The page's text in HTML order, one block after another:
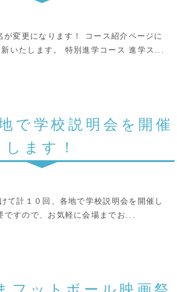
が変更になります！ コース紹介ページに
いたします。 特別進学コース 進学ス...
で学校説明会を開催
します！
て計１０回、各地で学校説明会を開催し
ですので、お気軽に会場までお...